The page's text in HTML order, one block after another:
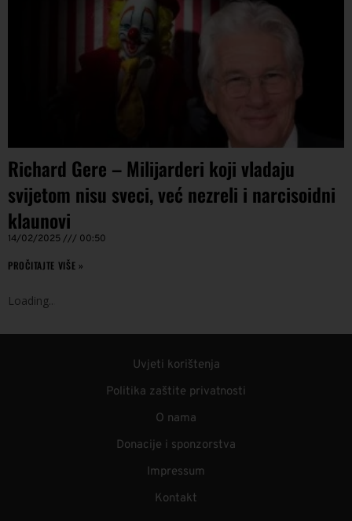
Richard Gere – Milijarderi koji vladaju
svijetom nisu sveci, već nezreli i narcisoidni
klaunovi
14/02/2025 00:50
PROČITAJTE VIŠE »
Loading..
Uvjeti korištenja
Politika zaštite privatnosti
O nama
Donacije i sponzorstva
Impressum
Kontakt